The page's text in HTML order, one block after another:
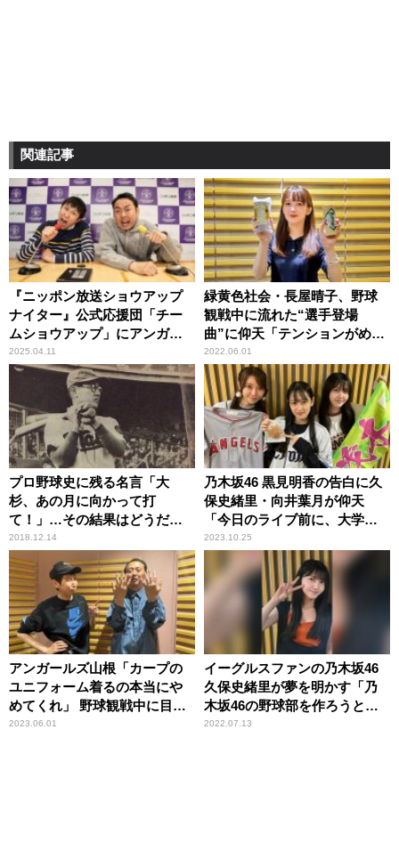
関連記事
『ニッポン放送ショウアップ
ナイター』公式応援団「チー
ムショウアップ」にアンガー
ルズ加入！
2025.04.11
緑黄色社会・長屋晴子、野球
観戦中に流れた“選手登場
曲”に仰天「テンションがめっ
ちゃ上がりましたね！」
2022.06.01
プロ野球史に残る名言「大
杉、あの月に向かって打
て！」…その結果はどうだっ
たのか？
2018.12.14
乃木坂46 黒見明香の告白に久
保史緒里・向井葉月が仰天
「今日のライブ前に、大学で
野球の試合をやったんです」
2023.10.25
アンガールズ山根「カープの
ユニフォーム着るの本当にや
めてくれ」 野球観戦中に目撃
したカープファンの“裏切
2023.06.01
イーグルスファンの乃木坂46
久保史緒里が夢を明かす「乃
木坂46の野球部を作ろうと思
っているんです」
2022.07.13